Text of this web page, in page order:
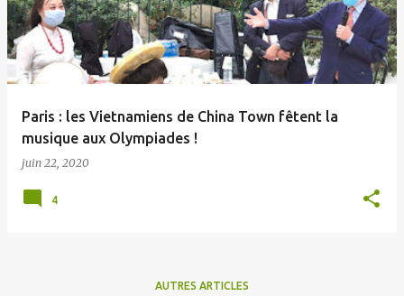
Paris : les Vietnamiens de China Town fêtent la
musique aux Olympiades !
juin 22, 2020
4
AUTRES ARTICLES